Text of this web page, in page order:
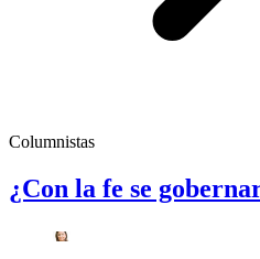
Columnistas
¿Con la fe se